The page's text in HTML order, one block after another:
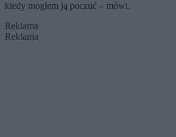
kiedy mogłem ją poczuć – mówi.
Reklama
Reklama